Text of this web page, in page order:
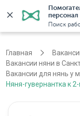
персонал
Поиск
Санкт-
Главная
Вакансии няни в
Вакансии для нянь у
Няня-гувернантка к